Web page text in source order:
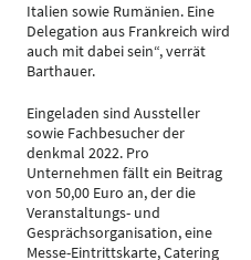
Italien sowie Rumänien. Eine
Delegation aus Frankreich wird
auch mit dabei sein“, verrät
Barthauer.
Eingeladen sind Aussteller
sowie Fachbesucher der
denkmal 2022. Pro
Unternehmen fällt ein Beitrag
von 50,00 Euro an, der die
Veranstaltungs- und
Gesprächsorganisation, eine
Messe-Eintrittskarte, Catering